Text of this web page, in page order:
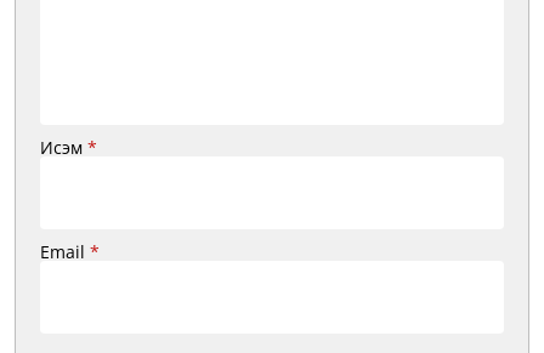
Исэм *
Email *